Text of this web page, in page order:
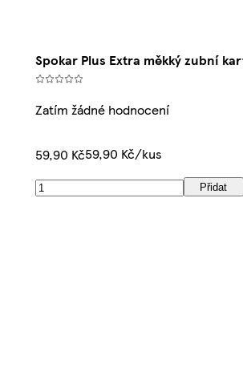
Spokar Plus Extra měkký zubní
Zatím žádné hodnocení
59,90 Kč59,90 Kč/kus
Přidat